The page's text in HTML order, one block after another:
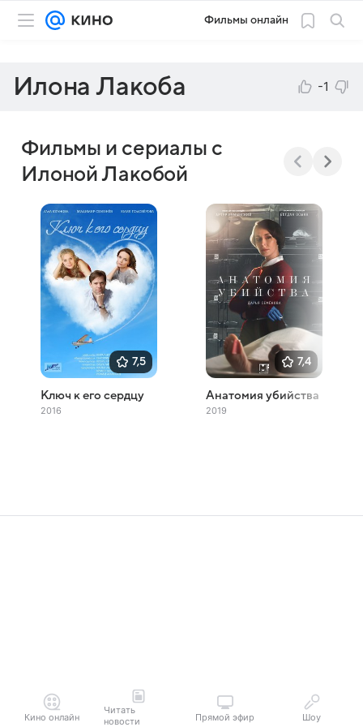
Фильмы онлайн
Илона Лакоба -1
Фильмы и сериалы с
Илоной Лакобой
7,5
Ключ к его сердцу
2016
7,4
Анатомия убийства
2019
Кино онлайн
Читать
новости
Прямой эфир Шоу